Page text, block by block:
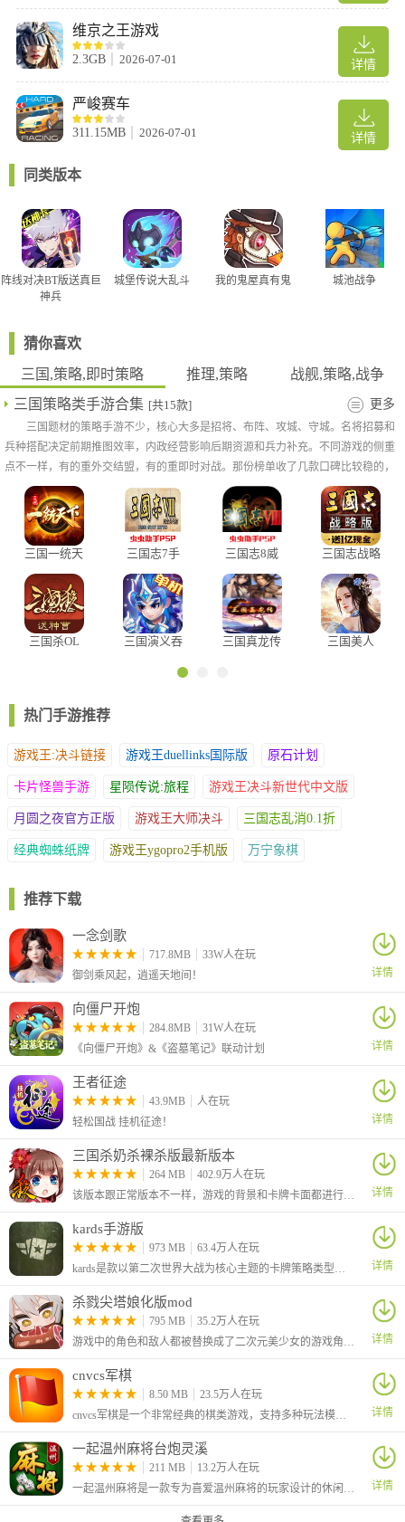
详情
维京之王游戏
2.3GB 2026-07-01
详情
严峻赛车
311.15MB 2026-07-01
同类版本
阵线对决BT版送真巨
神兵
城堡传说大乱斗 我的鬼屋真有鬼 城池战争
猜你喜欢
三国,策略,即时策略
推理,策略
战舰,策略,战争
三国策略类手游合集 [共15款] 更多
三国题材的策略手游不少，核心大多是招将、布阵、攻城、守城。名将招募和
兵种搭配决定前期推图效率，内政经营影响后期资源和兵力补充。不同游戏的侧重
点不一样，有的重外交结盟，有的重即时对战。那份榜单收了几款口碑比较稳的，
按自己偏好挑着玩就行，3H3给你推荐几款口碑不错的三国策略手游，喜欢的不要
错过。
三国一统天
三国志7手
三国志8威
三国志战略
三国杀OL
三国演义吞
三国真龙传 三国美人
热门手游推荐
游戏王:决斗链接 游戏王duellinks国际版 原石计划
卡片怪兽手游 星陨传说:旅程 游戏王决斗新世代中文版
月圆之夜官方正版 游戏王大师决斗 三国志乱消0.1折
经典蜘蛛纸牌 游戏王ygopro2手机版 万宁象棋
推荐下载
一念剑歌
717.8MB
33W人在玩
御剑乘风起，逍遥天地间！
详情
向僵尸开炮
284.8MB
31W人在玩
《向僵尸开炮》&《盗墓笔记》联动计划
详情
王者征途
43.9MB
人在玩
轻松国战 挂机征途！
详情
三国杀奶杀裸杀版最新版本
264 MB
402.9万人在玩
该版本跟正常版本不一样，游戏的背景和卡牌卡面都进行了改变，变得更加妩媚、更加好看。游戏中你会感受到完全不一样的别样体验，感兴趣的小伙伴们，快来下载试试吧！
详情
kards手游版
973 MB
63.4万人在玩
kards是款以第二次世界大战为核心主题的卡牌策略类型打牌手机游戏，是款另类的战争策略游戏。玩家将用手中的卡牌和战术来决定二战的走向，阵营自由选择，卡牌上的内容都是根据真实的二战历史而生成的。
详情
杀戮尖塔娘化版mod
795 MB
35.2万人在玩
游戏中的角色和敌人都被替换成了二次元美少女的游戏角色，各种不同等级的遗物都可以在游戏中获取，还有各种特殊加成，可以让你的实力更上一层楼，喜欢卡牌对战的小伙伴们，千万不要错过哦！
详情
cnvcs军棋
8.50 MB
23.5万人在玩
cnvcs军棋是一个非常经典的棋类游戏，支持多种玩法模式确保了玩家有更多选择，并且人机对战的四种玩法让游戏更加丰富多样。可以自由选择难度也能够满足不同玩家的需求
详情
一起温州麻将台炮灵溪
211 MB
13.2万人在玩
一起温州麻将是一款专为喜爱温州麻将的玩家设计的休闲娱乐麻将游戏，提供地道的游戏体验。玩家可与好友组队或在线对战，运用温州麻将独特的规则和技巧，争取胜利，享受麻将乐趣。
详情